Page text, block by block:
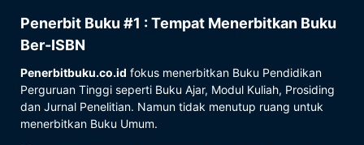
Penerbit Buku #1 : Tempat Menerbitkan Buku
Ber-ISBN
Penerbitbuku.co.id fokus menerbitkan Buku Pendidikan
Perguruan Tinggi seperti Buku Ajar, Modul Kuliah, Prosiding
dan Jurnal Penelitian. Namun tidak menutup ruang untuk
menerbitkan Buku Umum.